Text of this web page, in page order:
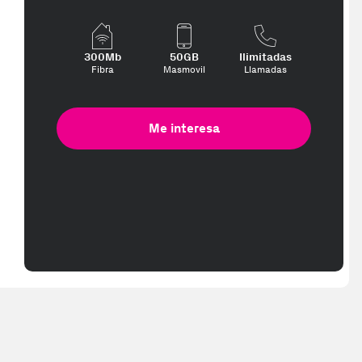
300Mb
Fibra
50GB
Masmovil
Ilimitadas
Llamadas
Me interesa